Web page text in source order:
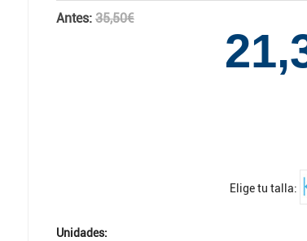
Antes: 35,50€
Elige tu talla:
Unidades: